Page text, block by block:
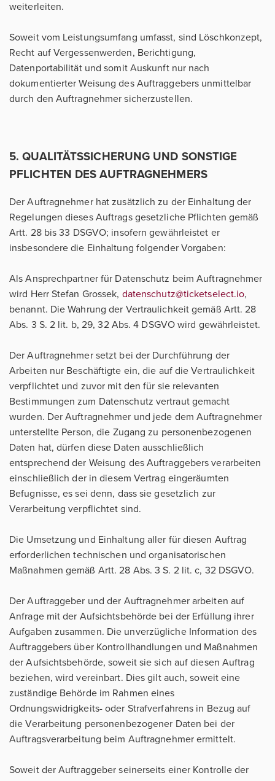
weiterleiten.
Soweit vom Leistungsumfang umfasst, sind Löschkonzept,
Recht auf Vergessenwerden, Berichtigung,
Datenportabilität und somit Auskunft nur nach
dokumentierter Weisung des Auftraggebers unmittelbar
durch den Auftragnehmer sicherzustellen.
5. QUALITÄTSSICHERUNG UND SONSTIGE
PFLICHTEN DES AUFTRAGNEHMERS
Der Auftragnehmer hat zusätzlich zu der Einhaltung der
Regelungen dieses Auftrags gesetzliche Pflichten gemäß
Artt. 28 bis 33 DSGVO; insofern gewährleistet er
insbesondere die Einhaltung folgender Vorgaben:
Als Ansprechpartner für Datenschutz beim Auftragnehmer
wird Herr Stefan Grossek, datenschutz@ticketselect.io,
benannt. Die Wahrung der Vertraulichkeit gemäß Artt. 28
Abs. 3 S. 2 lit. b, 29, 32 Abs. 4 DSGVO wird gewährleistet.
Der Auftragnehmer setzt bei der Durchführung der
Arbeiten nur Beschäftigte ein, die auf die Vertraulichkeit
verpflichtet und zuvor mit den für sie relevanten
Bestimmungen zum Datenschutz vertraut gemacht
wurden. Der Auftragnehmer und jede dem Auftragnehmer
unterstellte Person, die Zugang zu personenbezogenen
Daten hat, dürfen diese Daten ausschließlich
entsprechend der Weisung des Auftraggebers verarbeiten
einschließlich der in diesem Vertrag eingeräumten
Befugnisse, es sei denn, dass sie gesetzlich zur
Verarbeitung verpflichtet sind.
Die Umsetzung und Einhaltung aller für diesen Auftrag
erforderlichen technischen und organisatorischen
Maßnahmen gemäß Artt. 28 Abs. 3 S. 2 lit. c, 32 DSGVO.
Der Auftraggeber und der Auftragnehmer arbeiten auf
Anfrage mit der Aufsichtsbehörde bei der Erfüllung ihrer
Aufgaben zusammen. Die unverzügliche Information des
Auftraggebers über Kontrollhandlungen und Maßnahmen
der Aufsichtsbehörde, soweit sie sich auf diesen Auftrag
beziehen, wird vereinbart. Dies gilt auch, soweit eine
zuständige Behörde im Rahmen eines
Ordnungswidrigkeits- oder Strafverfahrens in Bezug auf
die Verarbeitung personenbezogener Daten bei der
Auftragsverarbeitung beim Auftragnehmer ermittelt.
Soweit der Auftraggeber seinerseits einer Kontrolle der